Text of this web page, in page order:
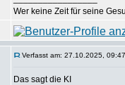
Wer keine Zeit für seine
Verfasst am: 27.10.2025, 09:47
Das sagt die KI